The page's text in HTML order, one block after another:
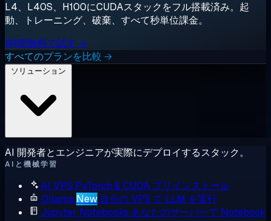
L4、L40S、H100にCUDAスタックをフル搭載済み。起
動、トレーニング、破棄、すべて秒単位課金。
1時間無料で試す →
すべてのプランを比較 →
AI 開発者とエンジニアが実際にデプロイするスタック。
AIと機械学習
AI VPS PyTorch & CUDA プリインストール
Ollama New 自分の VPS で LLM を実行
Jupyter Notebooks あなたのサーバーで Notebook